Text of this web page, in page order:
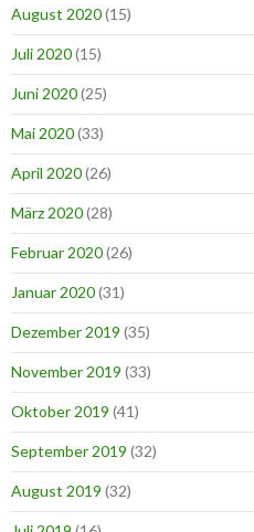
August 2020(15)
Juli 2020(15)
Juni 2020(25)
Mai 2020(33)
April 2020(26)
März 2020(28)
Februar 2020(26)
Januar 2020(31)
Dezember 2019 (35)
November 2019 (33)
Oktober 2019 (41)
September 2019 (32)
August 2019 (32)